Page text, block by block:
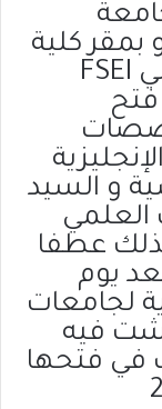
بمقر كلية
العلوم الدقيقة والإعلام الآلي FSEI
فتح
و السيد
العلمي
عطفا
يوم
لجامعات
فيه
في فتحها